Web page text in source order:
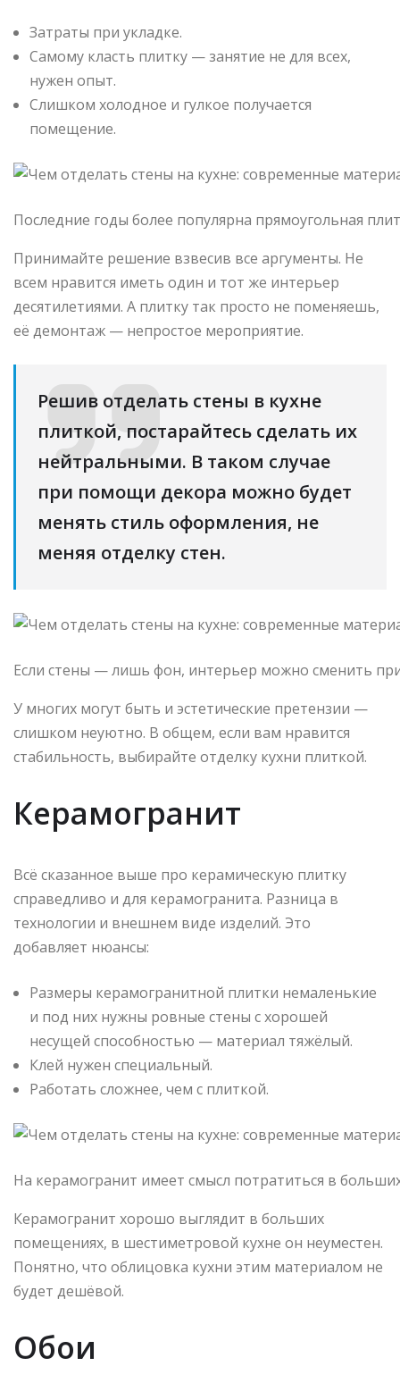
Затраты при укладке.
Самому класть плитку — занятие не для всех,
нужен опыт.
Слишком холодное и гулкое получается
помещение.
Последние годы более популярна прямоугольная
Принимайте решение взвесив все аргументы. Не
всем нравится иметь один и тот же интерьер
десятилетиями. А плитку так просто не поменяешь,
её демонтаж — непростое мероприятие.
Решив отделать стены в кухне
плиткой, постарайтесь сделать их
нейтральными. В таком случае
при помощи декора можно будет
менять стиль оформления, не
меняя отделку стен.
Если стены — лишь фон, интерьер можно сменить
У многих могут быть и эстетические претензии —
слишком неуютно. В общем, если вам нравится
стабильность, выбирайте отделку кухни плиткой.
Керамогранит
Всё сказанное выше про керамическую плитку
справедливо и для керамогранита. Разница в
технологии и внешнем виде изделий. Это
добавляет нюансы:
Размеры керамогранитной плитки немаленькие
и под них нужны ровные стены с хорошей
несущей способностью — материал тяжёлый.
Клей нужен специальный.
Работать сложнее, чем с плиткой.
На керамогранит имеет смысл потратиться в
Керамогранит хорошо выглядит в больших
помещениях, в шестиметровой кухне он неуместен.
Понятно, что облицовка кухни этим материалом не
будет дешёвой.
Обои